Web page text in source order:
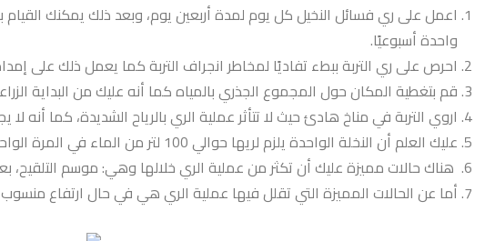
اعمل على ري فسائل النخيل كل يوم لمدة أربعين يوم، وبعد ذلك يمكنك
واحدة أسبوعيًا.
احرص على ري التربة ببطء تفاديًا لمخاطر انجراف التربة كما يعمل ذلك على
قم بتغطية المكان حول المجموع الجذري بالمياه كما أنه عليك من البداية
اروي التربة في مناخ هادئ حيث لا تتأثر عملية الري بالرياح الشديدة، كما أنه
عليك العلم أن النخلة الواحدة يلزم لريها حوالي 100 لتر من الماء في المرة الواحدة مع وجود احتمالية لزيادة هذه الكمية أو نقصانها حسب حالة النبات.
هناك حالات مميزة عليك أن تكثر من عملية الري خلالها وهي: موسم التلقيح،
أما عن الحالات المميزة التي تقلل فيها عملية الري هي في حال ارتفاع منسوب